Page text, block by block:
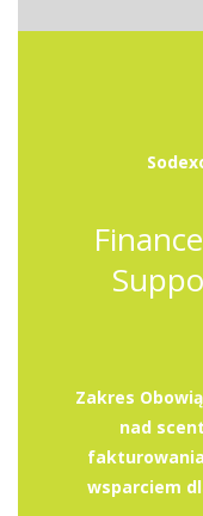
Zakres
nad
wsparciem